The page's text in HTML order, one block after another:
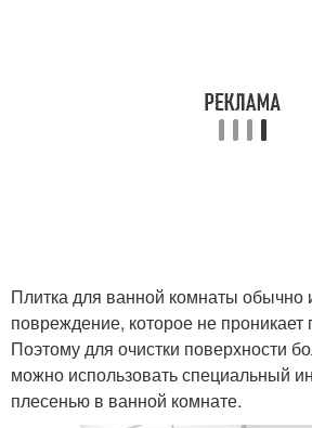
Плитка для ванной комнаты обычно
повреждение, которое не проникает
Поэтому для очистки поверхности
можно использовать специальный
плесенью в ванной комнате.